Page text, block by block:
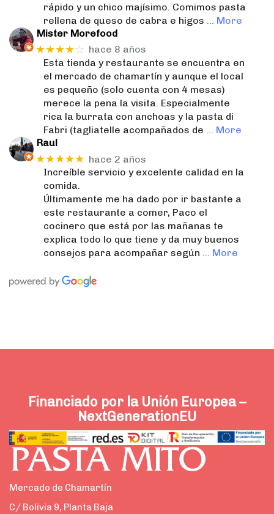
rápido y un chico majísimo. Comimos pasta
rellena de queso de cabra e higos
… More
Mister Morefood
★★★★☆ hace 8 años
Esta tienda y restaurante se encuentra en
el mercado de chamartín y aunque el local
es pequeño (solo cuenta con 4 mesas)
merece la pena la visita. Especialmente
rica la burrata con anchoas y la pasta di
Fabri (tagliatelle acompañados de … More
Raul
★★★★★ hace 2 años
Increíble servicio y excelente calidad en la
comida.
Últimamente me ha dado por ir bastante a
este restaurante a comer, Paco el
cocinero que está por las mañanas te
explica todo lo que tiene y da muy buenos
consejos para acompañar según … More
Financiado por la Unión Europea –
NextGenerationEU
Mercado de Chamartín
C/ Bolivia 9, Planta Baja